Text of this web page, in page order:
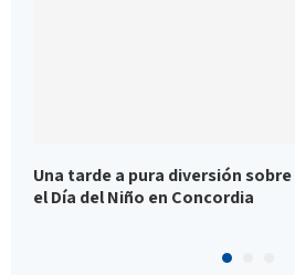
Una tarde a pura diversión
el Día del Niño en Concordia